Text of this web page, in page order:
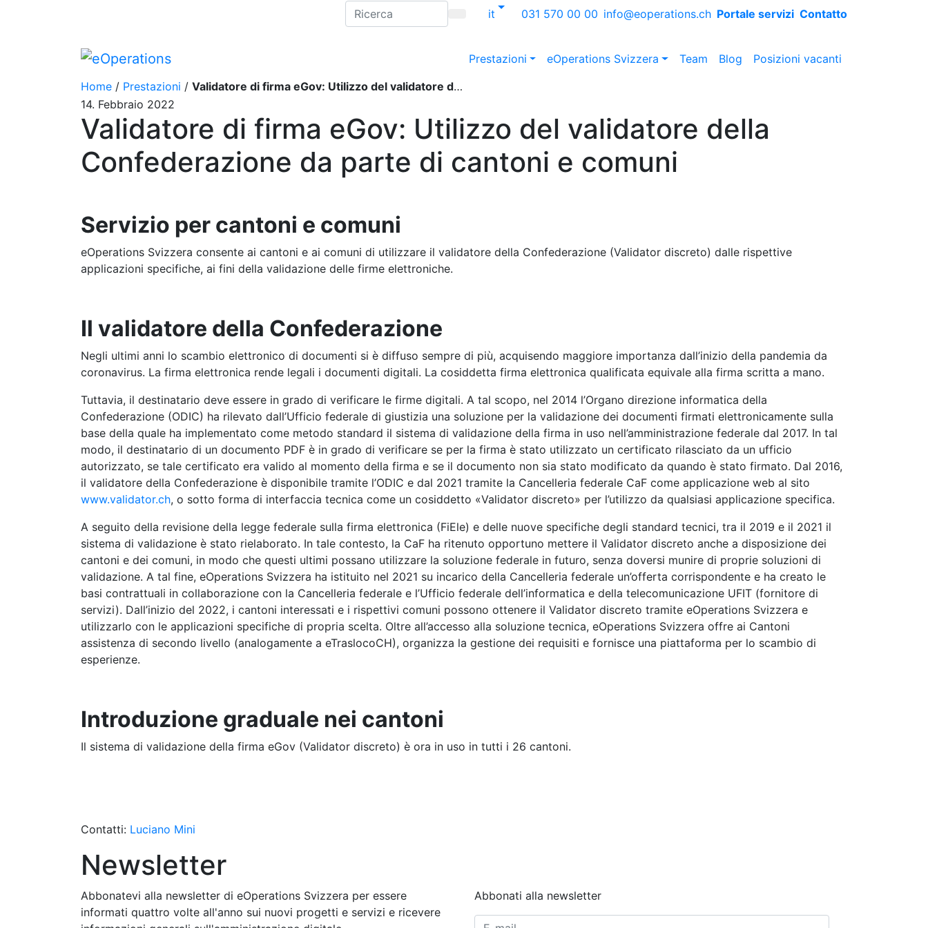
it 031 570 00 00 info@eoperations.ch Portale servizi Contatto
Prestazioni eOperations Svizzera Team Blog
Posizioni vacanti
Home / Prestazioni / Validatore di firma eGov: Utilizzo del validatore della Confederazione da parte di cantoni e comuni
14. Febbraio 2022
Validatore di firma eGov: Utilizzo del validatore della
Confederazione da parte di cantoni e comuni
Servizio per cantoni e comuni
eOperations Svizzera consente ai cantoni e ai comuni di utilizzare il validatore della Confederazione (Validator discreto) dalle rispettive
applicazioni specifiche, ai fini della validazione delle firme elettroniche.
Il validatore della Confederazione
Negli ultimi anni lo scambio elettronico di documenti si è diffuso sempre di più, acquisendo maggiore importanza dall’inizio della pandemia da
coronavirus. La firma elettronica rende legali i documenti digitali. La cosiddetta firma elettronica qualificata equivale alla firma scritta a mano.
Tuttavia, il destinatario deve essere in grado di verificare le firme digitali. A tal scopo, nel 2014 l’Organo direzione informatica della
Confederazione (ODIC) ha rilevato dall’Ufficio federale di giustizia una soluzione per la validazione dei documenti firmati elettronicamente sulla
base della quale ha implementato come metodo standard il sistema di validazione della firma in uso nell’amministrazione federale dal 2017. In tal
modo, il destinatario di un documento PDF è in grado di verificare se per la firma è stato utilizzato un certificato rilasciato da un ufficio
autorizzato, se tale certificato era valido al momento della firma e se il documento non sia stato modificato da quando è stato firmato. Dal 2016,
il validatore della Confederazione è disponibile tramite l’ODIC e dal 2021 tramite la Cancelleria federale CaF come applicazione web al sito
www.validator.ch, o sotto forma di interfaccia tecnica come un cosiddetto «Validator discreto» per l’utilizzo da qualsiasi applicazione specifica.
A seguito della revisione della legge federale sulla firma elettronica (FiEle) e delle nuove specifiche degli standard tecnici, tra il 2019 e il 2021 il
sistema di validazione è stato rielaborato. In tale contesto, la CaF ha ritenuto opportuno mettere il Validator discreto anche a disposizione dei
cantoni e dei comuni, in modo che questi ultimi possano utilizzare la soluzione federale in futuro, senza doversi munire di proprie soluzioni di
validazione. A tal fine, eOperations Svizzera ha istituito nel 2021 su incarico della Cancelleria federale un’offerta corrispondente e ha creato le
basi contrattuali in collaborazione con la Cancelleria federale e l’Ufficio federale dell’informatica e della telecomunicazione UFIT (fornitore di
servizi). Dall’inizio del 2022, i cantoni interessati e i rispettivi comuni possono ottenere il Validator discreto tramite eOperations Svizzera e
utilizzarlo con le applicazioni specifiche di propria scelta. Oltre all’accesso alla soluzione tecnica, eOperations Svizzera offre ai Cantoni
assistenza di secondo livello (analogamente a eTraslocoCH), organizza la gestione dei requisiti e fornisce una piattaforma per lo scambio di
esperienze.
Introduzione graduale nei cantoni
Il sistema di validazione della firma eGov (Validator discreto) è ora in uso in tutti i 26 cantoni.
Contatti: Luciano Mini
Newsletter
Abbonatevi alla newsletter di eOperations Svizzera per essere
informati quattro volte all'anno sui nuovi progetti e servizi e ricevere
Abbonati alla newsletter